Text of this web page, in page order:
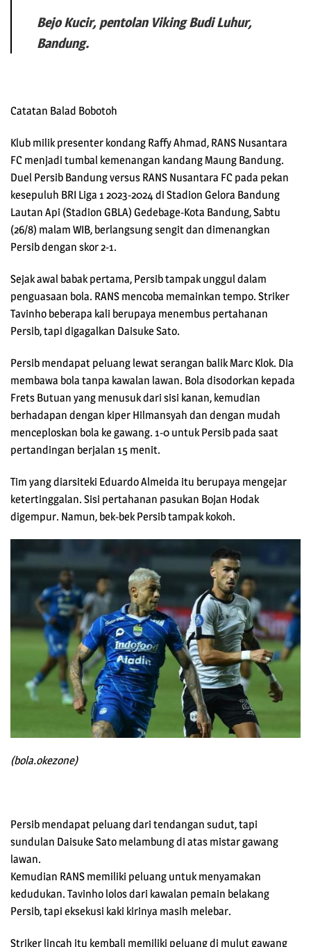
Bejo Kucir, pentolan Viking Budi Luhur,
Bandung.
Catatan Balad Bobotoh
Klub milik presenter kondang Raffy Ahmad, RANS Nusantara
FC menjadi tumbal kemenangan kandang Maung Bandung.
Duel Persib Bandung versus RANS Nusantara FC pada pekan
kesepuluh BRI Liga 1 2023-2024 di Stadion Gelora Bandung
Lautan Api (Stadion GBLA) Gedebage-Kota Bandung, Sabtu
(26/8) malam WIB, berlangsung sengit dan dimenangkan
Persib dengan skor 2-1.
Sejak awal babak pertama, Persib tampak unggul dalam
penguasaan bola. RANS mencoba memainkan tempo. Striker
Tavinho beberapa kali berupaya menembus pertahanan
Persib, tapi digagalkan Daisuke Sato.
Persib mendapat peluang lewat serangan balik Marc Klok. Dia
membawa bola tanpa kawalan lawan. Bola disodorkan kepada
Frets Butuan yang menusuk dari sisi kanan, kemudian
berhadapan dengan kiper Hilmansyah dan dengan mudah
menceploskan bola ke gawang. 1-0 untuk Persib pada saat
pertandingan berjalan 15 menit.
Tim yang diarsiteki Eduardo Almeida itu berupaya mengejar
ketertinggalan. Sisi pertahanan pasukan Bojan Hodak
digempur. Namun, bek-bek Persib tampak kokoh.
(bola.okezone)
Persib mendapat peluang dari tendangan sudut, tapi
sundulan Daisuke Sato melambung di atas mistar gawang
lawan.
Kemudian RANS memiliki peluang untuk menyamakan
kedudukan. Tavinho lolos dari kawalan pemain belakang
Persib, tapi eksekusi kaki kirinya masih melebar.
Striker lincah itu kembali memiliki peluang di mulut gawang